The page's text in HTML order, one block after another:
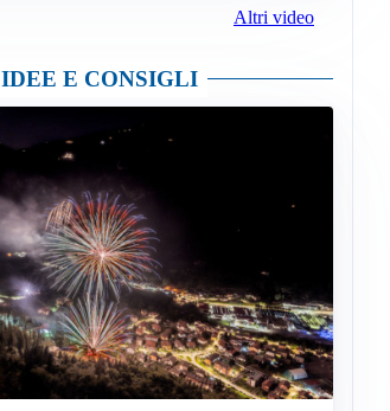
Altri video
IDEE E CONSIGLI